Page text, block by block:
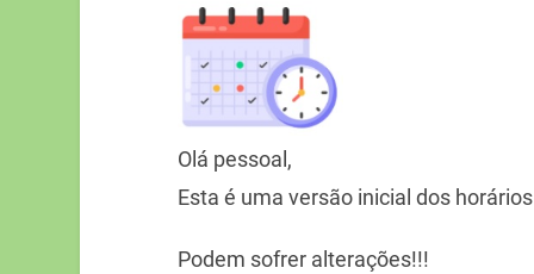
Olá pessoal,
Esta é uma versão inicial dos
Podem sofrer alterações!!!